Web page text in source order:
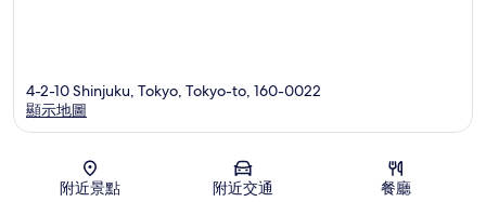
地圖
4-2-10 Shinjuku, Tokyo, Tokyo-to, 160-0022
顯示地圖
附近景點 附近交通 餐廳